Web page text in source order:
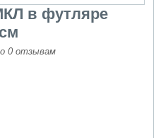
в футляре
0 отзывам